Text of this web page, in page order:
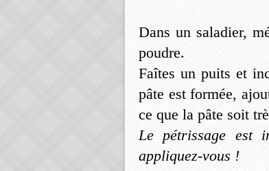
Dans un saladier,
poudre.
Faîtes un puits et
pâte est formée,
ce que la pâte soit
Le pétrissage est
appliquez-vous !